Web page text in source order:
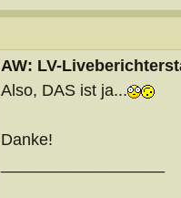
AW: LV-
Also, DAS ist ja...
Danke!